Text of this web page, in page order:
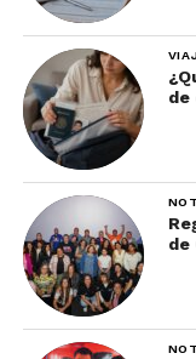
de
de